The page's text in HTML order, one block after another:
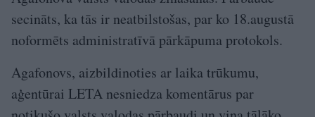
secināts, ka tās ir neatbilstošas, par ko 18.augustā
noformēts administratīvā pārkāpuma protokols.
Agafonovs, aizbildinoties ar laika trūkumu,
aģentūrai LETA nesniedza komentārus par